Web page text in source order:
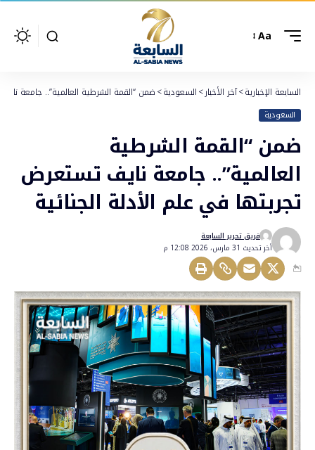
Aa
السابعة الإخبارية>آخر الأخبار>السعودية>ضمن “القمة الشرطية العالمية”.. جامعة
السعودية
ضمن “القمة الشرطية
العالمية”.. جامعة نايف تستعرض
تجربتها في علم الأدلة الجنائية
أخر تحديث 31 مارس، 2026 12:08 م
فريق تحرير السابعة